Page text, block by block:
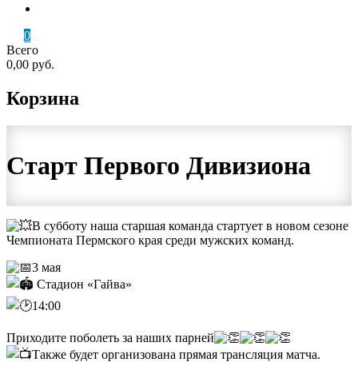
0
Всего
0,00 руб.
Корзина
Старт Первого Дивизиона
В субботу наша старшая команда стартует в новом сезоне
Чемпионата Пермского края среди мужских команд.
3 мая
Стадион «Гайва»
14:00
Приходите поболеть за наших парней
Также будет организована прямая трансляция матча.